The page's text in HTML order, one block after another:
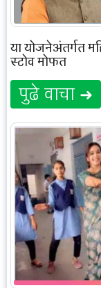
या योजनेअंतर्गत
स्टोव मोफत
पुढे वाचा ➜